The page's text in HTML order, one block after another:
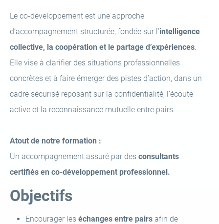
Le co-développement est une approche
d’accompagnement structurée, fondée sur l’intelligence
collective, la coopération et le partage d’expériences.
Elle vise à clarifier des situations professionnelles
concrètes et à faire émerger des pistes d’action, dans un
cadre sécurisé reposant sur la confidentialité, l’écoute
active et la reconnaissance mutuelle entre pairs.
Atout de notre formation :
Un accompagnement assuré par des consultants
certifiés en co-développement professionnel.
Objectifs
Encourager les échanges entre pairs afin de